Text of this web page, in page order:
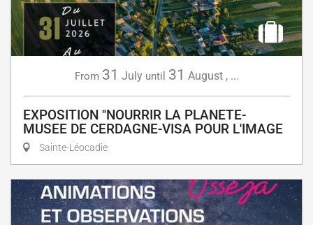
From 31 July until 31 August, ...
EXPOSITION "NOURRIR LA PLANETE-
MUSEE DE CERDAGNE-VISA POUR L'IMAGE
Sainte-Léocadie